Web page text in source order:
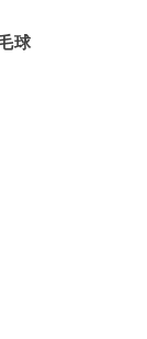
球